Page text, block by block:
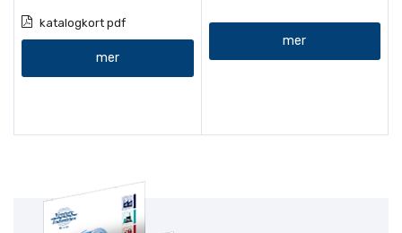
katalogkort pdf
mer
mer